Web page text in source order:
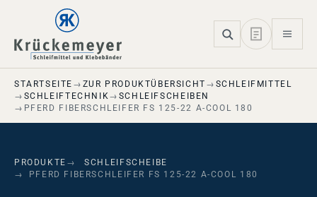
Skip to main navigation
Skip to main content
Skip to page footer
STARTSEITE ZUR PRODUKTÜBERSICHT
SCHLEIFMITTEL
SCHLEIFTECHNIK
SCHLEIFSCHEIBEN
PFERD FIBERSCHLEIFER FS 125-22 A-COOL 180
PRODUKTE
SCHLEIFSCHEIBE
PFERD FIBERSCHLEIFER FS 125-22 A-COOL 180